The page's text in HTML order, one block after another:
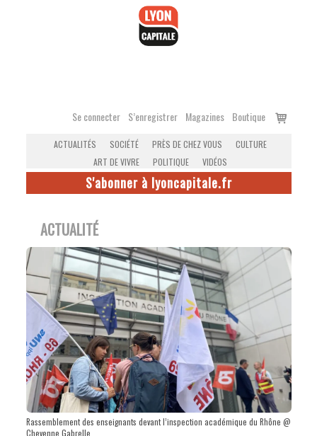
Se connecter S’enregistrer Magazines Boutique
Voir
ACTUALITÉS SOCIÉTÉ PRÈS DE CHEZ VOUS
CULTURE
ART DE VIVRE
POLITIQUE VIDÉOS
S'abonner à lyoncapitale.fr
ACTUALITÉ
Rassemblement des enseignants devant l’inspection académique du Rhône @
Cheyenne Gabrelle